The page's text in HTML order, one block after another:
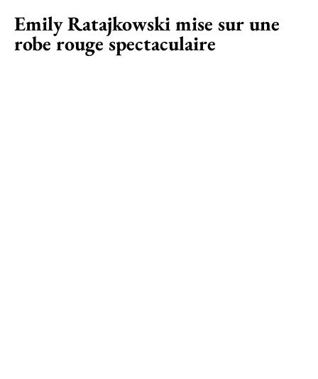
Emily Ratajkowski mise sur une
robe rouge spectaculaire